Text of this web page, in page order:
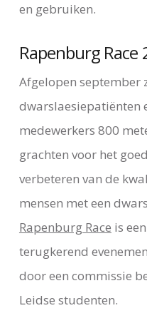
en gebruiken.
Rapenburg Race
Afgelopen september
dwarslaesiepatiënten
medewerkers 800
grachten voor het
verbeteren van de
mensen met een
Rapenburg Race is
terugkerend
door een commissie
Leidse studenten.